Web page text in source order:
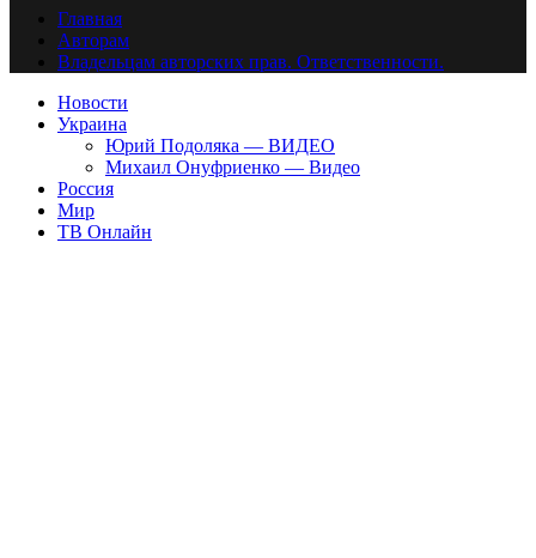
Главная
Авторам
Владельцам авторских прав. Ответственности.
Новости
Украина
Юрий Подоляка — ВИДЕО
Михаил Онуфриенко — Видео
Россия
Мир
ТВ Онлайн